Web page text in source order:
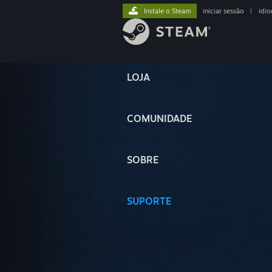
LOJA
COMUNIDADE
SOBRE
SUPORTE
Instale o Steam iniciar sessão